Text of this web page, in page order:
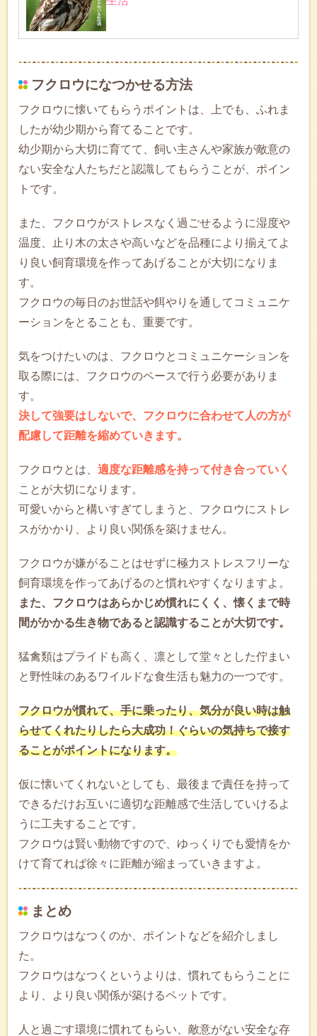
フクロウになつかせる方法
フクロウに懐いてもらうポイントは、上でも、ふれま
したが幼少期から育てることです。
幼少期から大切に育てて、飼い主さんや家族が敵意の
ない安全な人たちだと認識してもらうことが、ポイン
トです。
また、フクロウがストレスなく過ごせるように湿度や
温度、止り木の太さや高いなどを品種により揃えてよ
り良い飼育環境を作ってあげることが大切になりま
す。
フクロウの毎日のお世話や餌やりを通してコミュニケ
ーションをとることも、重要です。
気をつけたいのは、フクロウとコミュニケーションを
取る際には、フクロウのペースで行う必要がありま
す。
決して強要はしないで、フクロウに合わせて人の方が
配慮して距離を縮めていきます。
フクロウとは、 適度な距離感を持って付き合っていく
ことが大切になります。
可愛いからと構いすぎてしまうと、フクロウにストレ
スがかかり、より良い関係を築けません。
フクロウが嫌がることはせずに極力ストレスフリーな
飼育環境を作ってあげるのと慣れやすくなりますよ。
また、フクロウはあらかじめ慣れにくく、懐くまで時
間がかかる生き物であると認識することが大切です。
猛禽類はプライドも高く、凛として堂々とした佇まい
と野性味のあるワイルドな食生活も魅力の一つです。
フクロウが慣れて、手に乗ったり、気分が良い時は触
らせてくれたりしたら大成功！ぐらいの気持ちで接す
ることがポイントになります。
仮に懐いてくれないとしても、最後まで責任を持って
できるだけお互いに適切な距離感で生活していけるよ
うに工夫することです。
フクロウは賢い動物ですので、ゆっくりでも愛情をか
けて育てれば徐々に距離が縮まっていきますよ。
まとめ
フクロウはなつくのか、ポイントなどを紹介しまし
た。
フクロウはなつくというよりは、慣れてもらうことに
より、より良い関係が築けるペットです。
人と過ごす環境に慣れてもらい、敵意がない安全な存